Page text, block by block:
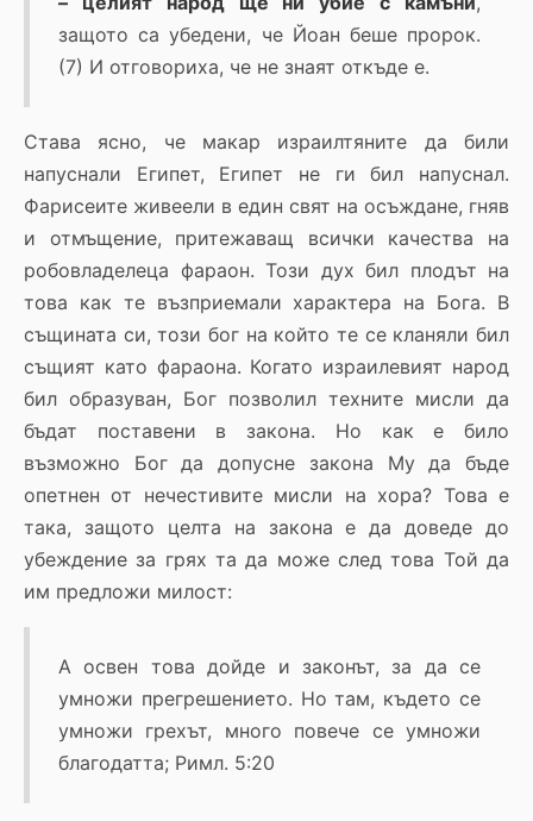
защото са убедени, че Йоан беше пророк.
(7) И отговориха, че не знаят откъде е.
Става ясно, че макар израилтяните да били
напуснали Египет, Египет не ги бил напуснал.
Фарисеите живеели в един свят на осъждане, гняв
и отмъщение, притежаващ всички качества на
робовладелеца фараон. Този дух бил плодът на
това как те възприемали характера на Бога. В
същината си, този бог на който те се кланяли бил
същият като фараона. Когато израилевият народ
бил образуван, Бог позволил техните мисли да
бъдат поставени в закона. Но как е било
възможно Бог да допусне закона Му да бъде
опетнен от нечестивите мисли на хора? Това е
така, защото целта на закона е да доведе до
убеждение за грях та да може след това Той да
им предложи милост:
А освен това дойде и законът, за да се
умножи прегрешението. Но там, където се
умножи грехът, много повече се умножи
благодатта; Римл. 5:20